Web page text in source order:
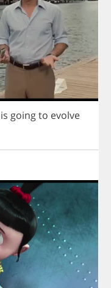
is goingto evolve